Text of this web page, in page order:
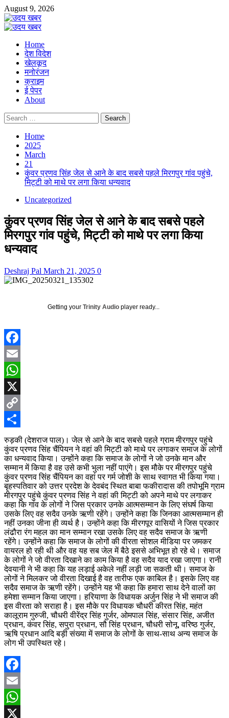
Skip
to
content
August 9, 2026
Primary
Home
देश विदेश
खेलकूद
मनोरंजन
क्राइम
ई पेपर
About
Search
for:
Home
2025
March
21
कुंवर प्रणव सिंह जेल से आने के बाद सबसे पहले मिरगपुर गांव पहुंचे,
मिट्टी को माथे पर लगा किया धन्यवाद
Uncategorized
कुंवर प्रणव सिंह जेल से आने के बाद सबसे पहले
मिरगपुर गांव पहुंचे, मिट्टी को माथे पर लगा किया
धन्यवाद
Deshraj Pal March 21, 2025 0
Getting your Trinity Audio player ready...
Facebook
Email
WhatsApp
X
Copy
Link
Share
रुड़की (देशराज पाल)। जेल से आने के बाद सबसे पहले ग्राम मीरगपुर पहुंचे
कुंवर प्रणव सिंह चैंपियन ने वहां की मिट्टी को माथे पर लगाकर समाज के लोगों
का धन्यवाद किया। उन्होंने कहा कि समाज के लोगों ने जो उनके मान और
सम्मान में किया है वह उसे कभी भुला नहीं पाएंगे। इस मौके पर मीरगपुर पहुंचे
कुंवर प्रणव सिंह चैंपियन का वहां पर गर्म जोशी के साथ स्वागत भी किया गया।
बृहस्पतिवार को उत्तर प्रदेश के देवबंद स्थित बाबा फकीरादास की तपोभूमि ग्राम
मीरगपुर पहुंचे कुंवर प्रणव सिंह ने वहां की मिट्टी को अपने माथे पर लगाकर
कहा कि गांव के लोगों ने जिस प्रकार उनके आत्मसम्मान के लिए संघर्ष किया
उसके लिए वह सदैव उनके ऋणी रहेंगे। उन्होंने कहा कि जिनका आत्मसम्मान ही
नहीं उनका जीना ही व्यर्थ है। उन्होंने कहा कि मीरगपूर वासियों ने जिस प्रकार
लंढौरा रंग महल का मान सम्मान रखा उसके लिए वह सदैव समाज के ऋणी
रहेंगे। उन्होंने कहा कि समाज के लोगों की वीरता सोशल मीडिया पर जमकर
वायरल हो रही थी और वह यह सब जेल में बैठे इससे अभिभूत हो रहे थे। समाज
के लोगों ने जो वीरता दिखाने का काम किया है वह सदैव याद रखा जाएगा। रानी
देवयानी ने भी कहा कि यह लड़ाई अकेले नहीं लड़ी जा सकती थी। समाज के
लोगों ने मिलकर जो वीरता दिखाई है वह तारीफ एक काबिल है। इसके लिए वह
सदैव समाज के ऋणी रहेंगे। उन्होंने यह भी कहा कि हमारा साथ देने वालों का
हमेशा सम्मान किया जाएगा। हरियाणा के विधायक अर्जुन सिंह ने भी समाज की
इस वीरता को सराहा है। इस मौके पर विधायक चौधरी कीरत सिंह, महंत
कालूराम गुरुजी, चौधरी वीरेंद्र सिंह गुर्जर, ओमपाल सिंह, संसार सिंह, अजीत
प्रधान, कंवर सिंह, सपुरा प्रधान, सौ सिंह प्रधान, चौधरी सोनू, वरिष्ठ गुर्जर,
ऋषि प्रधान आदि बड़ी संख्या में समाज के लोगों के साथ-साथ अन्य समाज के
लोग भी उपस्थित रहे।
Facebook
Email
WhatsApp